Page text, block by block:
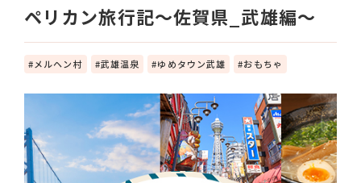
ペリカン旅行記～佐賀県_武雄編～
メルヘン村 武雄温泉 ゆめタウン武雄 おもちゃ